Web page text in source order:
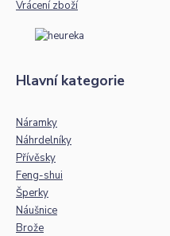
Vrácení zboží
Hlavní kategorie
Náramky
Náhrdelníky
Přívěsky
Feng-shui
Šperky
Náušnice
Brože